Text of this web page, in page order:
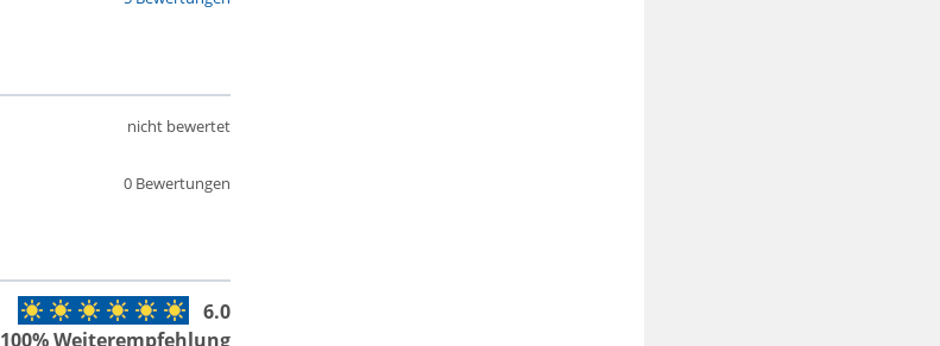
0 Bewertungen
nicht bewertet
6.0
100% Weiterempfehlung